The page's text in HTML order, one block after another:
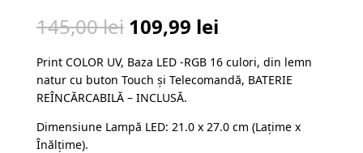
145,00lei Prețul
a
fost:
109,99 leiPrețul
este:
109,99 lei.
Print COLOR UV, Baza LED -RGB 16 culori, din lemn
natur cu buton Touch și Telecomandă, BATERIE
REÎNCĂRCABILĂ – INCLUSĂ.
Dimensiune Lampă LED: 21.0 x 27.0 cm (Lațime x
Înălțime).